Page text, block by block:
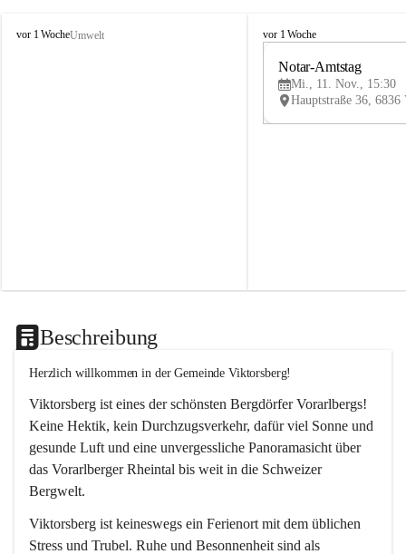
V
vor 1 WocheUmwelt
V
vor 1 Woche
Notar-Amtstag
Mi., 11. Nov., 15:30
Beschreibung
Herzlich willkommen in der Gemeinde Viktorsberg!
Viktorsberg ist eines der schönsten Bergdörfer Vorarlbergs!
Keine Hektik, kein Durchzugsverkehr, dafür viel Sonne und
gesunde Luft und eine unvergessliche Panoramasicht über
das Vorarlberger Rheintal bis weit in die Schweizer
Bergwelt.
Viktorsberg ist keineswegs ein Ferienort mit dem üblichen
Stress und Trubel. Ruhe und Besonnenheit sind als